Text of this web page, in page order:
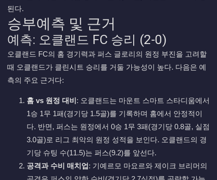
된다.
승부예측 및 근거
예측: 오클랜드 FC 승리 (2-0)
오클랜드 FC의 홈 경기력과 퍼스 글로리의 원정 부진을 고려할
때 오클랜드가 클린시트 승리를 거둘 가능성이 높다. 다음은 예
측의 주요 근거다:
홈 vs 원정 대비: 오클랜드는 마운트 스마트 스타디움에서
1승 1무 1패(경기당 1.5골)를 기록하며 홈에서 안정적이
다. 반면, 퍼스는 원정에서 0승 1무 3패(경기당 0.8골, 실점
3.0골)로 리그 최악의 원정 성적을 보인다. 오클랜드의 경
기당 슈팅 수(11.5)는 퍼스(9.2)를 앞선다.
공격과 수비 매치업: 기예르모 마요르와 제이크 브리머의